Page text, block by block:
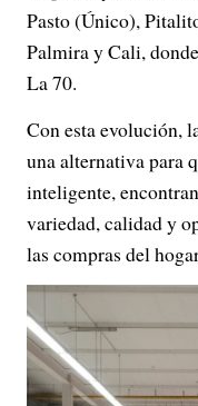
Pasto (Único),
Palmira y Cali,
La 70.
Con esta evolución,
una alternativa para
inteligente,
variedad, calidad y
las compras del